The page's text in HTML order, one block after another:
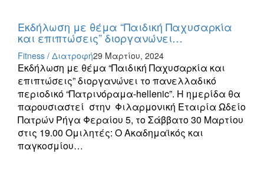
Εκδήλωση με θέμα “Παιδική Παχυσαρκία
και επιπτώσεις” διοργανώνει…
Fitness / Διατροφή29 Μαρτίου, 2024
Εκδήλωση με θέμα “Παιδική Παχυσαρκία και
επιπτώσεις” διοργανώνει το πανελλαδικό
περιοδικό “Πατρινόραμα-hellenic”. Η ημερίδα θα
παρουσιαστεί στην Φιλαρμονική Εταιρία Ωδείο
Πατρών Ρήγα Φεραίου 5, το Σάββατο 30 Μαρτίου
στις 19.00 Ομιλητές: Ο Ακαδημαϊκός και
παγκοσμίου…